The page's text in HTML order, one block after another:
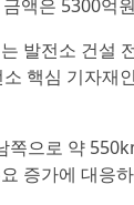
액은 5300억
발전소 건설
핵심 기자
쪽으로 약
증가에 대응